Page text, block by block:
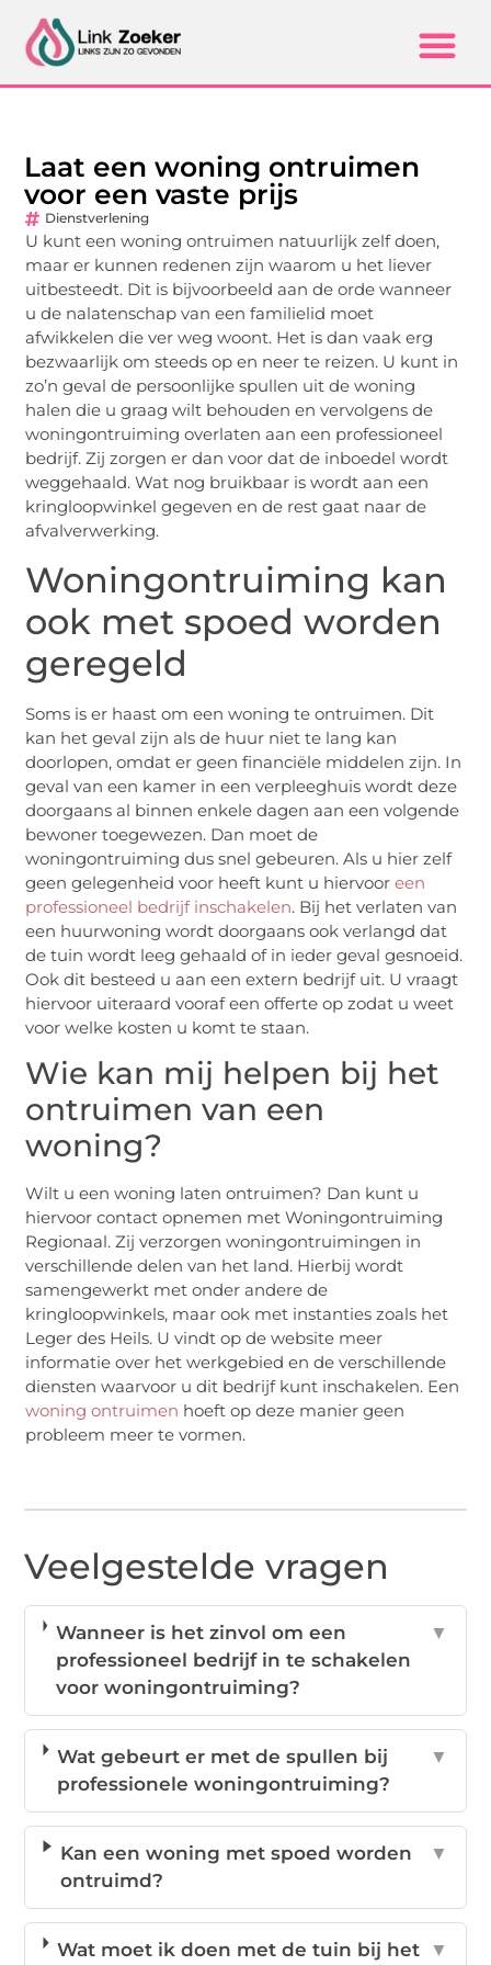
Laat een woning ontruimen
voor een vaste prijs
Dienstverlening
U kunt een woning ontruimen natuurlijk zelf doen,
maar er kunnen redenen zijn waarom u het liever
uitbesteedt. Dit is bijvoorbeeld aan de orde wanneer
u de nalatenschap van een familielid moet
afwikkelen die ver weg woont. Het is dan vaak erg
bezwaarlijk om steeds op en neer te reizen. U kunt in
zo’n geval de persoonlijke spullen uit de woning
halen die u graag wilt behouden en vervolgens de
woningontruiming overlaten aan een professioneel
bedrijf. Zij zorgen er dan voor dat de inboedel wordt
weggehaald. Wat nog bruikbaar is wordt aan een
kringloopwinkel gegeven en de rest gaat naar de
afvalverwerking.
Woningontruiming kan
ook met spoed worden
geregeld
Soms is er haast om een woning te ontruimen. Dit
kan het geval zijn als de huur niet te lang kan
doorlopen, omdat er geen financiële middelen zijn. In
geval van een kamer in een verpleeghuis wordt deze
doorgaans al binnen enkele dagen aan een volgende
bewoner toegewezen. Dan moet de
woningontruiming dus snel gebeuren. Als u hier zelf
geen gelegenheid voor heeft kunt u hiervooreen
professioneel bedrijf inschakelen. Bij het verlaten van
een huurwoning wordt doorgaans ook verlangd dat
de tuin wordt leeg gehaald of in ieder geval gesnoeid.
Ook dit besteed u aan een extern bedrijf uit. U vraagt
hiervoor uiteraard vooraf een offerte op zodat u weet
voor welke kosten u komt te staan.
Wie kan mij helpen bij het
ontruimen van een
woning?
Wilt u een woning laten ontruimen? Dan kunt u
hiervoor contact opnemen met Woningontruiming
Regionaal. Zij verzorgen woningontruimingen in
verschillende delen van het land. Hierbij wordt
samengewerkt met onder andere de
kringloopwinkels, maar ook met instanties zoals het
Leger des Heils. U vindt op de website meer
informatie over het werkgebied en de verschillende
diensten waarvoor u dit bedrijf kunt inschakelen. Een
woning ontruimen hoeft op deze manier geen
probleem meer te vormen.
Veelgestelde vragen
Wanneer is het zinvol om een
professioneel bedrijf in te schakelen
voor woningontruiming?
▼
Wat gebeurt er met de spullen bij
professionele woningontruiming?
▼
Kan een woning met spoed worden
ontruimd?
▼
Wat moet ik doen met de tuin bij het ▼